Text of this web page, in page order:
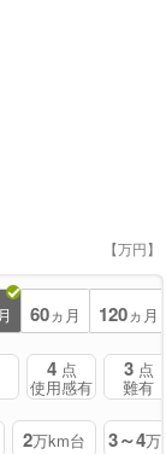
【万円】
60ヵ月 120ヵ月
4 点
使用感有
3 点
難有
2万km台 3～4万